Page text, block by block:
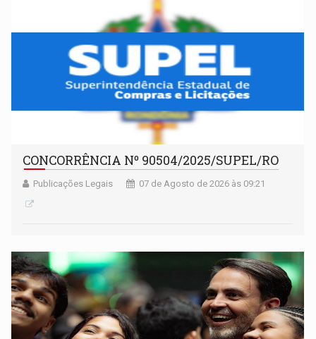
CONCORRÊNCIA Nº 90504/2025/SUPEL/RO
Publicações Legais 07 de Agosto de 2026 às 09:21